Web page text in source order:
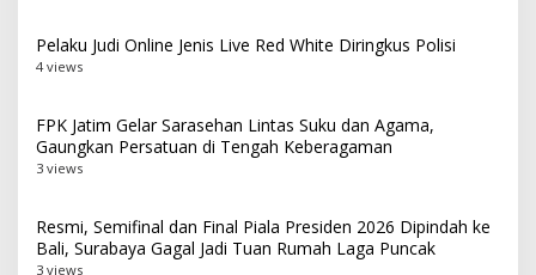
Pelaku Judi Online Jenis Live Red White Diringkus Polisi
4 views
FPK Jatim Gelar Sarasehan Lintas Suku dan Agama,
Gaungkan Persatuan di Tengah Keberagaman
3 views
Resmi, Semifinal dan Final Piala Presiden 2026 Dipindah ke
Bali, Surabaya Gagal Jadi Tuan Rumah Laga Puncak
3 views